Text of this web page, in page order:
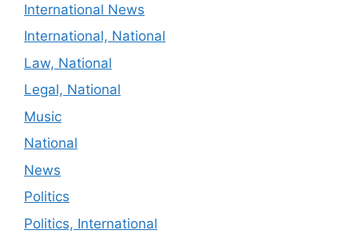
International News
International, National
Law, National
Legal, National
Music
National
News
Politics
Politics, International